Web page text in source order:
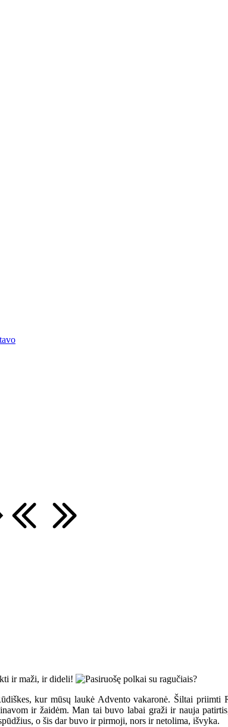
kur mūsų laukė Advento vakaronė. Šiltai
ir žaidėm. Man tai buvo labai graži ir nauja
o šis dar buvo ir pirmoji, nors ir netolima, išvyka.